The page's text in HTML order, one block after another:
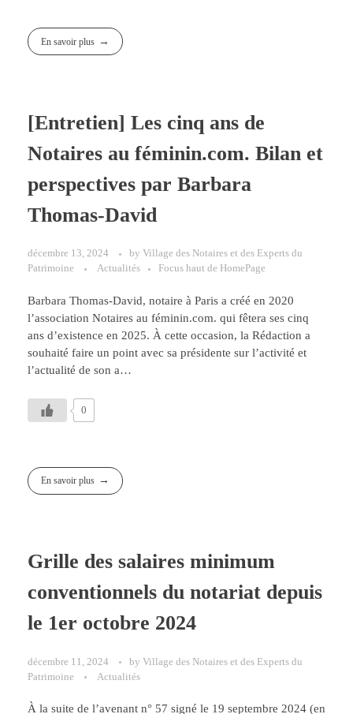
En savoir plus
[Entretien] Les cinq ans de
Notaires au féminin.com. Bilan et
perspectives par Barbara
Thomas-David
décembre 13, 2024 by Village des Notaires et des Experts du
Patrimoine
Actualités Focus haut de HomePage
Barbara Thomas-David, notaire à Paris a créé en 2020
l’association Notaires au féminin.com. qui fêtera ses cinq
ans d’existence en 2025. À cette occasion, la Rédaction a
souhaité faire un point avec sa présidente sur l’activité et
l’actualité de son a…
0
En savoir plus
Grille des salaires minimum
conventionnels du notariat depuis
le 1er octobre 2024
décembre 11, 2024 by Village des Notaires et des Experts du
Patrimoine
Actualités
À la suite de l’avenant n° 57 signé le 19 septembre 2024 (en